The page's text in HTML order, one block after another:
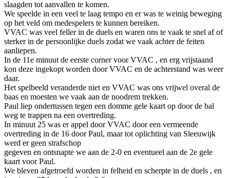
slaagden tot aanvallen te komen.
We speelde in een veel te laag tempo en er was te weinig beweging
op het veld om medespelers te kunnen bereiken.
VVAC was veel feller in de duels en waren ons te vaak te snel af of
sterker in de persoonlijke duels zodat we vaak achter de feiten
aanliepen.
In de 11e minuut de eerste corner voor VVAC , en erg vrijstaand
kon deze ingekopt worden door VVAC en de achterstand was weer
daar.
Het spelbeeld veranderde niet en VVAC was ons vrijwel overal de
baas en moesten we vaak aan de noodrem trekken.
Paul liep ondertussen tegen een domme gele kaart op door de bal
weg te trappen na een overtreding.
In minuut 25 was er appel door VVAC door een vermeende
overtreding in de 16 door Paul, maar tot oplichting van Sleeuwijk
werd er geen strafschop
gegeven en ontsnapte we aan de 2-0 en eventueel aan de 2e gele
kaart voor Paul.
We bleven afgetroefd worden in felheid en scherpte in de duels , en